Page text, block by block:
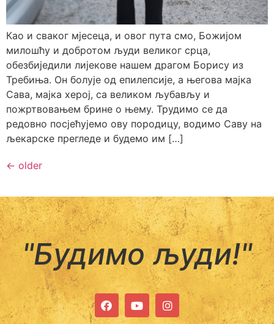
Као и сваког мјесеца, и овог пута смо, Божијом
милошћу и добротом људи великог срца,
обезбиједили лијекове нашем драгом Борису из
Требиња. Он болује од епилепсије, а његова мајка
Сава, мајка херој, са великом љубављу и
пожртвовањем брине о њему. Трудимо се да
редовно посјећујемо ову породицу, водимо Саву на
љекарске прегледе и будемо им […]
← older
"Будимо људи!"